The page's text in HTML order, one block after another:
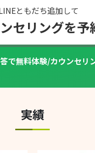
ともだち追加して
セリングを予
で無料体験/カウンセリ
実績